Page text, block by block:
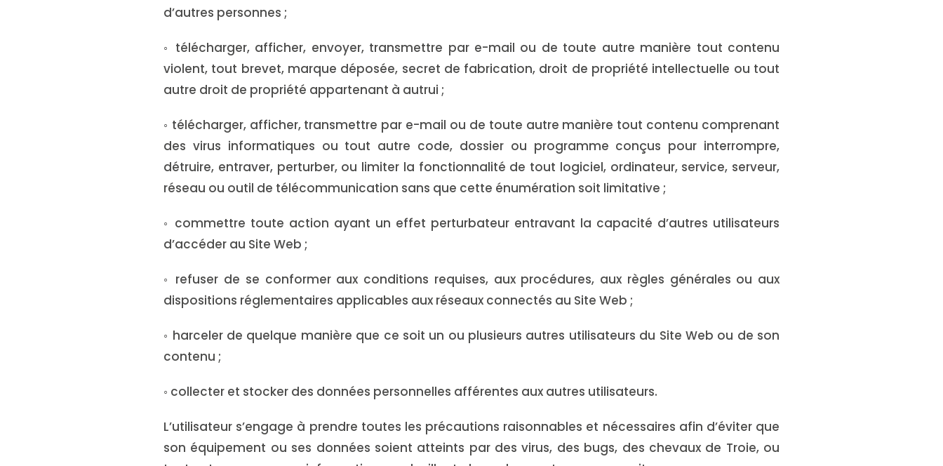
d’autres personnes ;
◦ télécharger, afficher, envoyer, transmettre par e-mail ou de toute autre manière tout contenu
violent, tout brevet, marque déposée, secret de fabrication, droit de propriété intellectuelle ou tout
autre droit de propriété appartenant à autrui ;
◦ télécharger, afficher, transmettre par e-mail ou de toute autre manière tout contenu comprenant
des virus informatiques ou tout autre code, dossier ou programme conçus pour interrompre,
détruire, entraver, perturber, ou limiter la fonctionnalité de tout logiciel, ordinateur, service, serveur,
réseau ou outil de télécommunication sans que cette énumération soit limitative ;
◦ commettre toute action ayant un effet perturbateur entravant la capacité d’autres utilisateurs
d’accéder au Site Web ;
◦ refuser de se conformer aux conditions requises, aux procédures, aux règles générales ou aux
dispositions réglementaires applicables aux réseaux connectés au Site Web ;
◦ harceler de quelque manière que ce soit un ou plusieurs autres utilisateurs du Site Web ou de son
contenu ;
◦ collecter et stocker des données personnelles afférentes aux autres utilisateurs.
L’utilisateur s’engage à prendre toutes les précautions raisonnables et nécessaires afin d’éviter que
son équipement ou ses données soient atteints par des virus, des bugs, des chevaux de Troie, ou